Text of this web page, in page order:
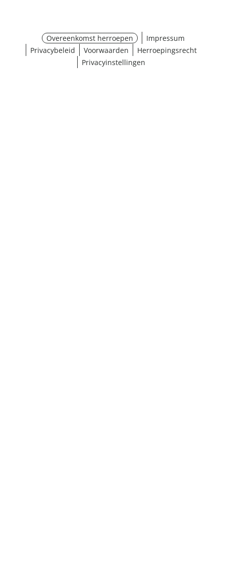
Overeenkomst herroepen
Impressum
Privacybeleid
Voorwaarden
Herroepingsrecht
Privacyinstellingen